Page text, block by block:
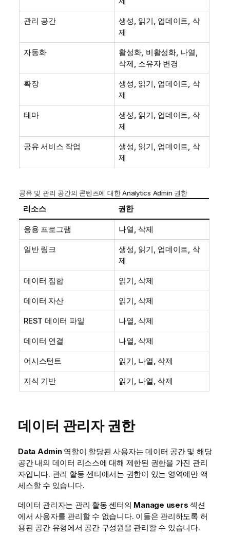
관리 공간
생성, 읽기, 업데이트, 삭
제
자동화
활성화, 비활성화, 나열,
삭제, 소유자 변경
확장
생성, 읽기, 업데이트, 삭
제
테마
생성, 읽기, 업데이트, 삭
제
공유 서비스 작업
생성, 읽기, 업데이트, 삭
제
공유 및 관리 공간의 콘텐츠에 대한 Analytics Admin 권한
리소스 권한
응용 프로그램 나열, 삭제
일반 링크
생성, 읽기, 업데이트, 삭
제
데이터 집합 읽기, 삭제
데이터 자산 읽기, 삭제
REST 데이터 파일 나열, 삭제
데이터 연결 나열, 삭제
어시스턴트 읽기, 나열, 삭제
지식 기반 읽기, 나열, 삭제
데이터 관리자 권한
Data Admin역할이 할당된 사용자는 데이터 공간및 해당
공간 내의 데이터 리소스에 대해 제한된 권한을 가진 관리
자입니다. 관리 활동 센터에서는 권한이 있는 영역에만 액
세스할 수 있습니다.
데이터 관리자는 관리 활동 센터의 Manage users 섹션
에서 사용자를 관리할 수 없습니다. 이들은 관리하도록 허
용된 공간 유형에서 공간 구성원을 관리할 수 있습니다.